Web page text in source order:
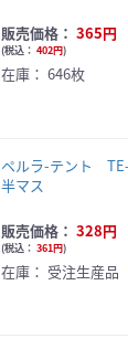
販売価格：365円
(税込：402円)
在庫：646枚
ペルラ-テント
半マス
販売価格：328円
(税込：361円)
在庫： 受注生産品